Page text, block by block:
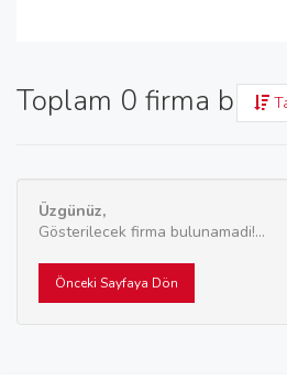
Toplam 0 firma
Üzgünüz,
Gösterilecek firma bulunamadi!...
Önceki Sayfaya Dön